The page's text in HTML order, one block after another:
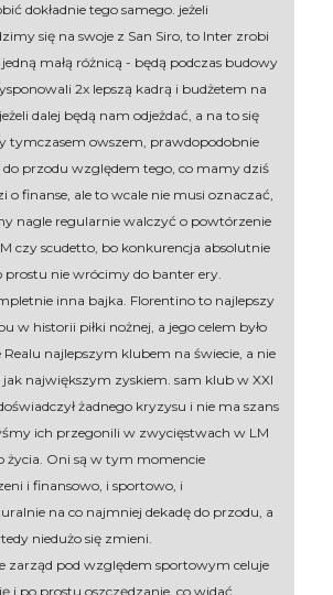
dokładnie tego samego. jeżeli
się na swoje z San Siro, to Inter zrobi
małą różnicą - będą podczas budowy
2x lepszą kadrą i budżetem na
dalej będą nam odjeżdać, a na to się
tymczasem owszem, prawdopodobnie
przodu względem tego, co mamy dziś
o finanse, ale to wcale nie musi oznaczać,
nagle regularnie walczyć o powtórzenie
czy scudetto, bo konkurencja absolutnie
prostu nie wrócimy do banter ery.
inna bajka. Florentino to najlepszy
w historii piłki nożnej, a jego celem było
Realu najlepszym klubem na świecie, a nie
jak największym zyskiem. sam klub w XXI
żadnego kryzysu i nie ma szans
ich przegonili w zwycięstwach w LM
życia. Oni są w tym momencie
i finansowo, i sportowo, i
na co najmniej dekadę do przodu, a
niedużo się zmieni.
zarząd pod względem sportowym celuje
i po prostu oszczędzanie, co widać